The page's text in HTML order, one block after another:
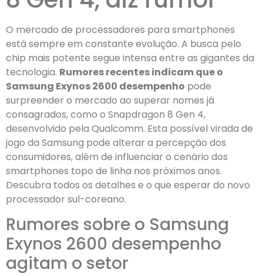
O mercado de processadores para smartphones
está sempre em constante evolução. A busca pelo
chip mais potente segue intensa entre as gigantes da
tecnologia. Rumores recentes indicam que o
Samsung Exynos 2600 desempenho pode
surpreender o mercado ao superar nomes já
consagrados, como o Snapdragon 8 Gen 4,
desenvolvido pela Qualcomm. Esta possível virada de
jogo da Samsung pode alterar a percepção dos
consumidores, além de influenciar o cenário dos
smartphones topo de linha nos próximos anos.
Descubra todos os detalhes e o que esperar do novo
processador sul-coreano.
Rumores sobre o Samsung
Exynos 2600 desempenho
agitam o setor